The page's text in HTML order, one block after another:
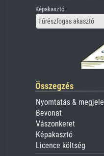
Képakasztó
Fűrészfogas akasztó
Összegzés
Nyomtatás &
Bevonat
Vászonkeret
Képakasztó
Licence költség